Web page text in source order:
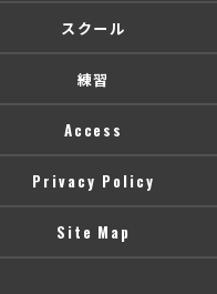
スクール
練習
Access
Privacy Policy
Site Map